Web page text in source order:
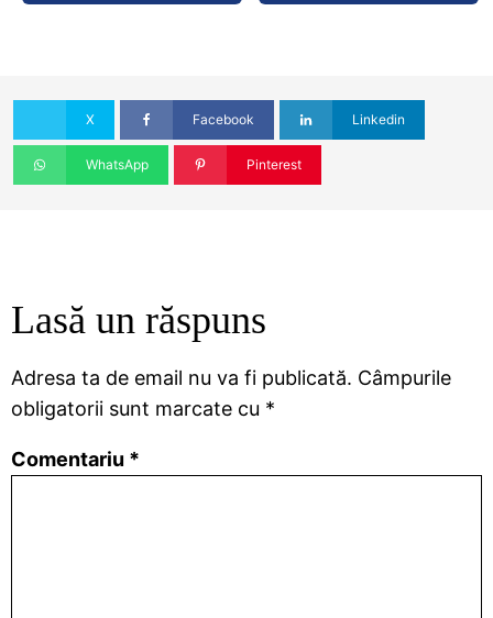
X Facebook Linkedin
WhatsApp Pinterest
Lasă un răspuns
Adresa ta de email nu va fi publicată. Câmpurile
obligatorii sunt marcate cu *
Comentariu *